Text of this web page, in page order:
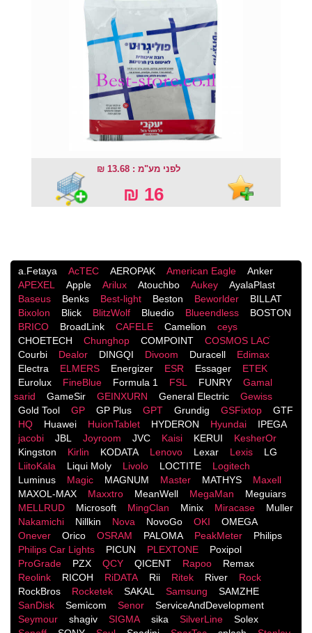
לפני מע"מ : 13.68 ₪
16 ₪
a.Fetaya AcTEC AEROPAK American Eagle
Anker
APEXEL
Apple Arilux Atouchbo Aukey
AyalaPlast
Baseus
Benks Best-light Beston Beworlder
BILLAT
Bixolon
Blick BlitzWolf Bluedio Blueendless
BOSTON
BRICO
BroadLink CAFELE Camelion
ceys
CHOETECH
Chunghop COMPOINT
COSMOS LACֹ
Courbi
Dealor DINGQI Divoom Duracell
Edimax
Electra
ELMERS Energizer ESR Essager
ETEK
Eurolux
FineBlue Formula 1 FSL FUNRY
Gamal
sarid
GameSir GEINXURN General Electric
Gewiss
Gold Tool
GP GP Plus GPT Grundig GSFixtop
GTF
HQ
Huawei HuionTablet HYDERON Hyundai
IPEGA
jacobi
JBL Joyroom JVC Kaisi KERUI
KesherOr
Kingston
Kirlin KODATA Lenovo Lexar Lexis
LG
LiitoKala
Liqui Moly Livolo LOCTITE
Logitech
Luminus
Magic MAGNUM Master MATHYS
Maxell
MAXOL-MAX
Maxxtro MeanWell MegaMan
Meguiars
MELLRUD
Microsoft MingClan Minix Miracase
Muller
Nakamichi
Nillkin Nova NovoGo OKI
OMEGA
Onever
Orico OSRAM PALOMA PeakMeter
Philips
Philips Car Lights
PICUN PLEXTONE
Poxipol
ProGrade
PZX QCY QICENT Rapoo
Remax
Reolink
RICOH RiDATA Rii Ritek River
Rock
RockBros
Rocketek SAKAL Samsung
SAMZHE
SanDisk
Semicom Senor
ServiceAndDevelopment
Seymour
shagiv SIGMA sika SilverLine
Solex